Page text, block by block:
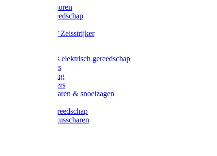
Zeis toebehoren
Baggergereedschap
Wetstenen / Zeisstrijker
Accessoires elektrisch gereedschap
Grasmaaiers
Tuinreiniging
Robotmaaiers
Heggenscharen & snoeizagen
Klussen gereedschap
Gras & buxusscharen